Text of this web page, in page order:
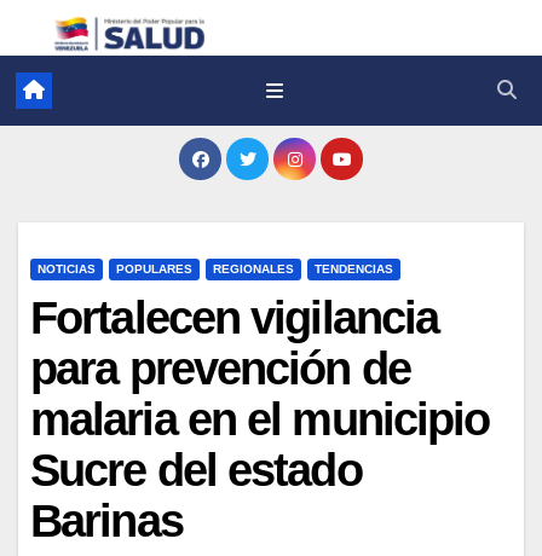
NOTICIAS POPULARES REGIONALES TENDENCIAS
Fortalecen vigilancia
para prevención de
malaria en el municipio
Sucre del estado
Barinas